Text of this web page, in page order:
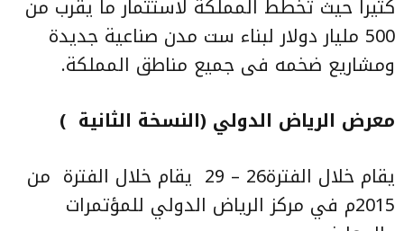
كثيرا حيث تخطط المملكة لاستثمار ما يقرب من
500 مليار دولار لبناء ست مدن صناعية جديدة
ومشاريع ضخمه فى جميع مناطق المملكة.
معرض الرياض الدولي (النسخة الثانية )
يقام خلال الفترة26 – 29
يقام خلال الفترة من
2015م في مركز الرياض الدولي للمؤتمرات